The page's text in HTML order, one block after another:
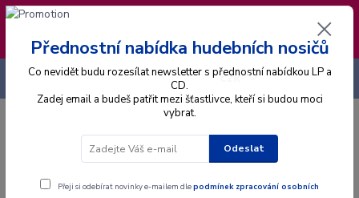
❣️ Od 4.8. do 13.8. čerpám dovolenou. Datum
expedice objednávek se posouvá na pátek
14.8.2026 🐋
Menu
CZK
+420 725 736 293
Přednostní nabídka hudebních nosičů
Co nevidět budu rozesílat newsletter s přednostní nabídkou LP a
CD.
Zadej email a budeš patřit mezi šťastlivce, kteří si budou moci
vybrat.
Odeslat
Přeji si odebírat novinky e-mailem dlepodmínek zpracování osobních